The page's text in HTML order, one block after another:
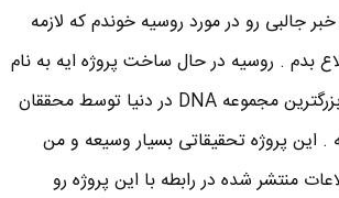
جالبی رو در مورد روسیه خوندم که لازمه
بدم . روسیه در حال ساخت پروژه ایه به نام
کشتی نوح که قراره بزرگترین مجموعه DNA در دنیا توسط محققان
این پروژه تحقیقاتی بسیار وسیعه و من
منتشر شده در رابطه با این پروژه رو